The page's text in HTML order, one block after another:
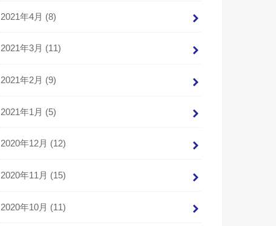
2021年4月 (8)
2021年3月 (11)
2021年2月 (9)
2021年1月 (5)
2020年12月 (12)
2020年11月 (15)
2020年10月 (11)